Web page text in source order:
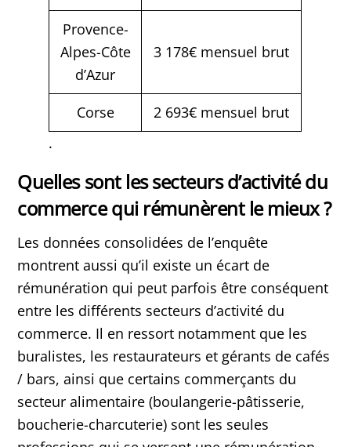
Provence-
Alpes-Côte
d’Azur
3 178€ mensuel brut
Corse
2 693€ mensuel brut
.
Quelles sont les secteurs d’activité du
commerce qui rémunèrent le mieux ?
Les données consolidées de l’enquête
montrent aussi qu’il existe un écart de
rémunération qui peut parfois être conséquent
entre les différents secteurs d’activité du
commerce. Il en ressort notamment que les
buralistes, les restaurateurs et gérants de cafés
/ bars, ainsi que certains commerçants du
secteur alimentaire (boulangerie-pâtisserie,
boucherie-charcuterie) sont les seules